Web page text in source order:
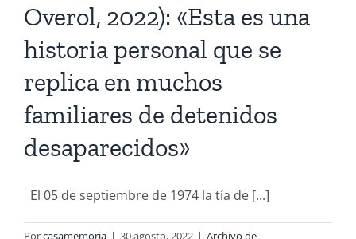
Overol, 2022): «Esta es una
historia personal que se
replica en muchos
familiares de detenidos
desaparecidos»
El 05 de septiembre de 1974 la tía de [...]
Porcasamemoria | 30 agosto, 2022 | Archivo de